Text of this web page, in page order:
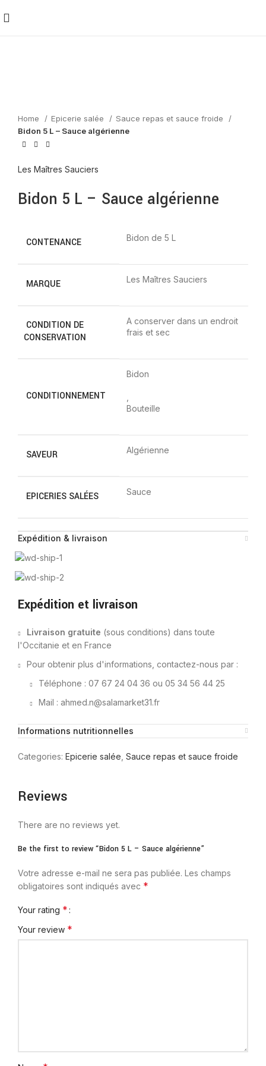
Home Epicerie salée
Sauce repas et sauce froide
Bidon 5 L – Sauce algérienne
Les Maîtres Sauciers
Bidon 5 L – Sauce algérienne
CONTENANCE Bidon de 5 L
MARQUE Les Maîtres Sauciers
CONDITION DE
CONSERVATION
A conserver dans un endroit
frais et sec
CONDITIONNEMENT
Bidon
Bouteille
SAVEUR Algérienne
EPICERIES SALÉES Sauce
Expédition & livraison
Expédition et livraison
Livraison gratuite (sous conditions) dans toute
l'Occitanie et en France
Pour obtenir plus d'informations, contactez-nous par :
Téléphone : 07 67 24 04 36 ou 05 34 56 44 25
Mail : ahmed.n@salamarket31.fr
Informations nutritionnelles
Categories: Epicerie salée Sauce repas et sauce froide
Reviews
There are no reviews yet.
Be the first to review “Bidon 5 L – Sauce algérienne”
Votre adresse e-mail ne sera pas publiée. Les champs
obligatoires sont indiqués avec *
Your rating *
Your review *